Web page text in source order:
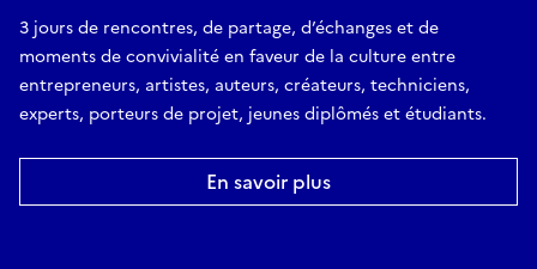
3 jours de rencontres, de partage, d’échanges et de
moments de convivialité en faveur de la culture entre
entrepreneurs, artistes, auteurs, créateurs, techniciens,
experts, porteurs de projet, jeunes diplômés et étudiants.
En savoir plus